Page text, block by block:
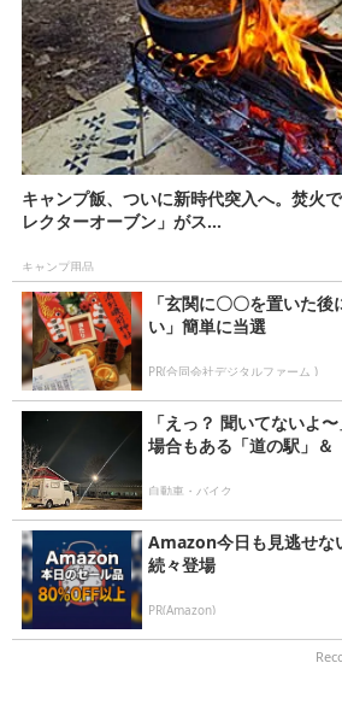
キャンプ飯、ついに新時代突入へ。焚火
レクターオーブン」がス...
キャンプ用品
「玄関に〇〇を置いた
い」簡単に当選
PR(合同会社デジタルファーム )
「えっ？ 聞いてないよ
場合もある「道の駅」＆
自動車・バイク
Amazon今日も見逃せな
続々登場
PR(Amazon)